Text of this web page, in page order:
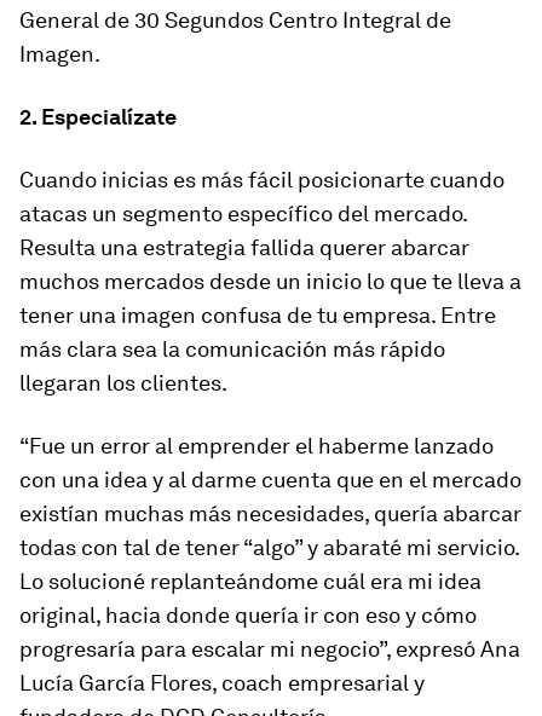
General de 30 Segundos Centro Integral de
Imagen.
2. Especialízate
Cuando inicias es más fácil posicionarte cuando
atacas un segmento específico del mercado.
Resulta una estrategia fallida querer abarcar
muchos mercados desde un inicio lo que te lleva a
tener una imagen confusa de tu empresa. Entre
más clara sea la comunicación más rápido
llegaran los clientes.
“Fue un error al emprender el haberme lanzado
con una idea y al darme cuenta que en el mercado
existían muchas más necesidades, quería abarcar
todas con tal de tener “algo” y abaraté mi servicio.
Lo solucioné replanteándome cuál era mi idea
original, hacia donde quería ir con eso y cómo
progresaría para escalar mi negocio”, expresó Ana
Lucía García Flores, coach empresarial y